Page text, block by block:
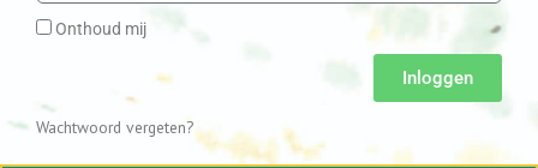
Onthoud mij
Inloggen
Wachtwoord vergeten?